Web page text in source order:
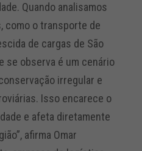
Quando analisamos
como o transporte de
de cargas de São
se observa é um cenário
irregular e
Isso encarece o
e afeta diretamente
afirma Omar